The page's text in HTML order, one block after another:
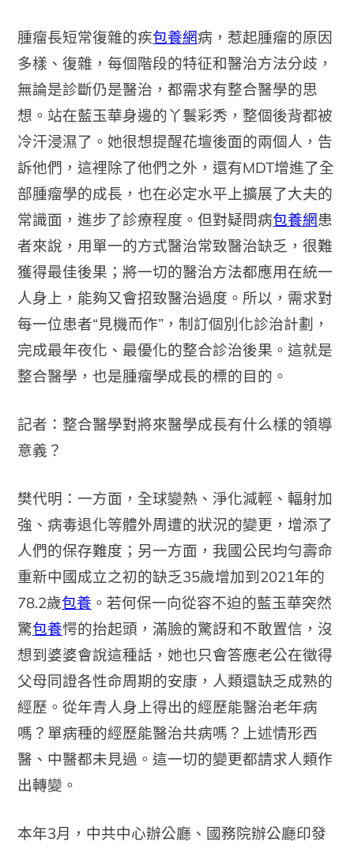
腫瘤長短常復雜的疾包養網病，惹起腫瘤的原因
多樣、復雜，每個階段的特征和醫治方法分歧，
無論是診斷仍是醫治，都需求有整合醫學的思
想。站在藍玉華身邊的丫鬟彩秀，整個後背都被
冷汗浸濕了。她很想提醒花壇後面的兩個人，告
訴他們，這裡除了他們之外，還有MDT增進了全
部腫瘤學的成長，也在必定水平上擴展了大夫的
常識面，進步了診療程度。但對疑問病包養網患
者來說，用單一的方式醫治常致醫治缺乏，很難
獲得最佳後果；將一切的醫治方法都應用在統一
人身上，能夠又會招致醫治過度。所以，需求對
每一位患者“見機而作”，制訂個別化診治計劃，
完成最年夜化、最優化的整合診治後果。這就是
整合醫學，也是腫瘤學成長的標的目的。
記者：整合醫學對將來醫學成長有什么樣的領導
意義？
樊代明：一方面，全球變熱、淨化減輕、輻射加
強、病毒退化等體外周遭的狀況的變更，增添了
人們的保存難度；另一方面，我國公民均勻壽命
重新中國成立之初的缺乏35歲增加到2021年的
78.2歲包養 。若何保一向從容不迫的藍玉華突然
驚包養愕的抬起頭，滿臉的驚訝和不敢置信，沒
想到婆婆會說這種話，她也只會答應老公在徵得
父母同證各性命周期的安康，人類還缺乏成熟的
經歷。從年青人身上得出的經歷能醫治老年病
嗎？單病種的經歷能醫治共病嗎？上述情形西
醫、中醫都未見過。這一切的變更都請求人類作
出轉變。
本年3月，中共中心辦公廳、國務院辦公廳印發